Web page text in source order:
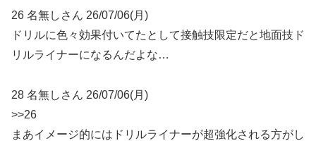
26 名無しさん 26/07/06(月)
ドリルに色々効果付いてたとして接触技限定だと地面技ド
リルライナーになるんだよな…
28 名無しさん 26/07/06(月)
>>26
まあイメージ的にはドリルライナーが超強化される方がし